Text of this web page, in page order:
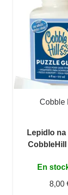
Cobble
Lepidlo na
CobbleHill
En
8,00